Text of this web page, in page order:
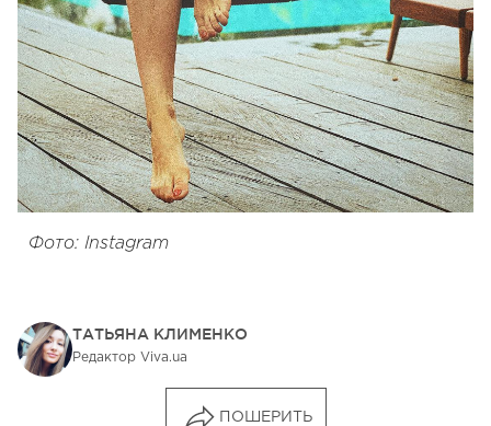
Фото: Instagram
ТАТЬЯНА КЛИМЕНКО
Редактор Viva.ua
ПОШЕРИТЬ